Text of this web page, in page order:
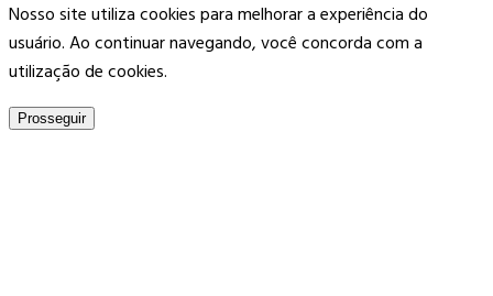
Nosso site utiliza cookies para melhorar a experiência do
usuário. Ao continuar navegando, você concorda com a
utilização de cookies.
Prosseguir